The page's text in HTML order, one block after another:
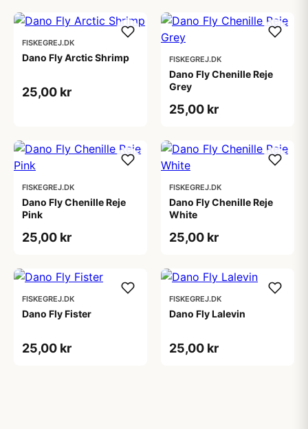
FISKEGREJ.DK
Dano Fly Arctic Shrimp
25,00 kr
FISKEGREJ.DK
Dano Fly Chenille Reje
Grey
25,00 kr
FISKEGREJ.DK
Dano Fly Chenille Reje
Pink
25,00 kr
FISKEGREJ.DK
Dano Fly Chenille Reje
White
25,00 kr
FISKEGREJ.DK
Dano Fly Fister
25,00 kr
FISKEGREJ.DK
Dano Fly Lalevin
25,00 kr